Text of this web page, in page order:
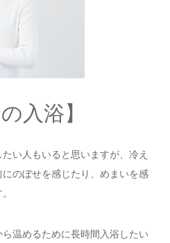
入浴】
い人もいると思いますが、冷え
のぼせを感じたり、めまいを感
温めるために長時間入浴したい